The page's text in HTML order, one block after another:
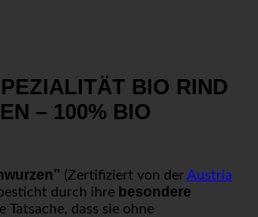
BIO RIND
– 100% BIO
(Zertifiziert von derAustria
durch ihre besondere
Tatsache, dass sie ohne